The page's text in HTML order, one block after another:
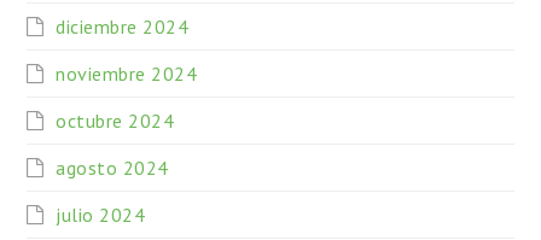
diciembre 2024
noviembre 2024
octubre 2024
agosto 2024
julio 2024